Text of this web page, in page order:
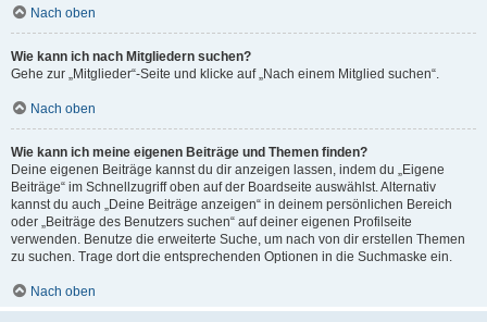
Nach oben
Wie kann ich nach Mitgliedern suchen?
Gehe zur „Mitglieder“-Seite und klicke auf „Nach einem Mitglied suchen“.
Nach oben
Wie kann ich meine eigenen Beiträge und Themen finden?
Deine eigenen Beiträge kannst du dir anzeigen lassen, indem du „Eigene
Beiträge“ im Schnellzugriff oben auf der Boardseite auswählst. Alternativ
kannst du auch „Deine Beiträge anzeigen“ in deinem persönlichen Bereich
oder „Beiträge des Benutzers suchen“ auf deiner eigenen Profilseite
verwenden. Benutze die erweiterte Suche, um nach von dir erstellen Themen
zu suchen. Trage dort die entsprechenden Optionen in die Suchmaske ein.
Nach oben